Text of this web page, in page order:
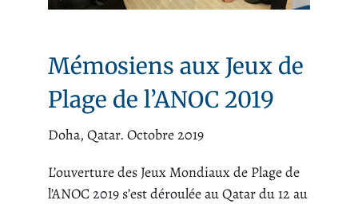
Mémosiens aux Jeux de
Plage de l’ANOC 2019
Doha, Qatar. Octobre 2019
L’ouverture des Jeux Mondiaux de Plage de
l’ANOC 2019 s’est déroulée au Qatar du 12 au